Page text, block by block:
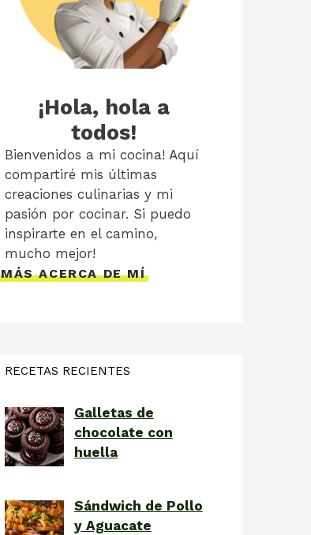
¡Hola, hola a
todos!
Bienvenidos a mi cocina! Aquí
compartiré mis últimas
creaciones culinarias y mi
pasión por cocinar. Si puedo
inspirarte en el camino,
mucho mejor!
MÁS ACERCA DE MÍ
RECETAS RECIENTES
Galletas de
chocolate con
huella
Sándwich de Pollo
y Aguacate